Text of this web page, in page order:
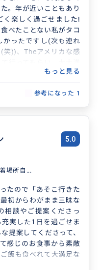
。年が近いこともあり
く楽しく過ごせました!
べたことない私がタコ
かったですし(次も連れ
笑))、Theアメリカな感
もっと見る
参考になった 1
5.0
場所自...
たので「あそこ行きた
初からわがまま三昧な
相談やご提案くださっ
実した1日を過ごせま
提案してくださって、
感じのお食事から素敵
飯も食べれて大満足な